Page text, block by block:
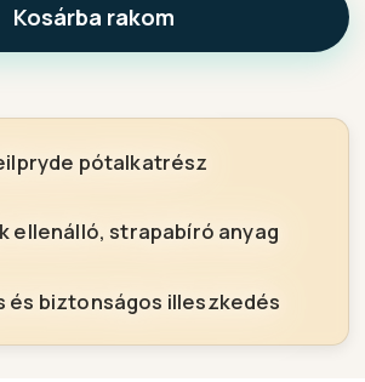
Kosárba rakom
pótalkatrész
ellenálló, strapabíró anyag
és biztonságos illeszkedés